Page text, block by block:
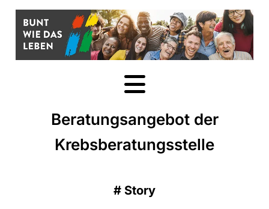
Beratungsangebot der
Krebsberatungsstelle
# Story